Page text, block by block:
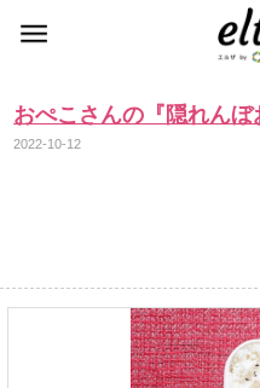
おぺこさんの『隠れん
2022-10-12